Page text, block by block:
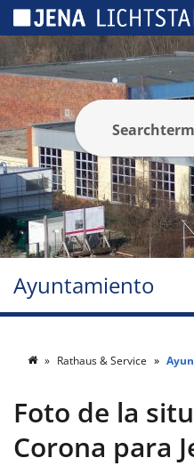
Ayuntamiento
Rathaus & Service
Foto de la
Corona para
Panel de gestión de cookies